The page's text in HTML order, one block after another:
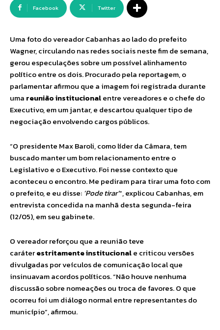
Facebook Twitter
Uma foto do vereador Cabanhas ao lado do prefeito
Wagner, circulando nas redes sociais neste fim de semana,
gerou especulações sobre um possível alinhamento
político entre os dois. Procurado pela reportagem, o
parlamentar afirmou que a imagem foi registrada durante
uma reunião institucionalentre vereadores e o chefe do
Executivo, em um jantar, e descartou qualquer tipo de
negociação envolvendo cargos públicos.
“O presidente Max Baroli, como líder da Câmara, tem
buscado manter um bom relacionamento entre o
Legislativo e o Executivo. Foi nesse contexto que
aconteceu o encontro. Me pediram para tirar uma foto com
o prefeito, e eu disse: ‘Pode tirar’”, explicou Cabanhas, em
entrevista concedida na manhã desta segunda-feira
(12/05), em seu gabinete.
O vereador reforçou que a reunião teve
caráterestritamente institucionale criticou versões
divulgadas por veículos de comunicação local que
insinuavam acordos políticos. “Não houve nenhuma
discussão sobre nomeações ou troca de favores. O que
ocorreu foi um diálogo normal entre representantes do
município”, afirmou.